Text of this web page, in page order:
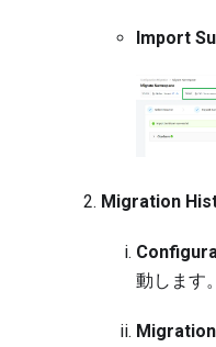
Import
Migration
動します。